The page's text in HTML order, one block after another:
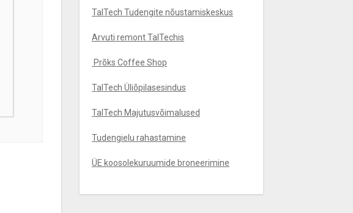
TalTech Tudengite nõustamiskeskus
Arvuti remont TalTechis
Prõks Coffee Shop
TalTech Üliõpilasesindus
TalTech Majutusvõimalused
Tudengielu rahastamine
ÜE koosolekuruumide broneerimine